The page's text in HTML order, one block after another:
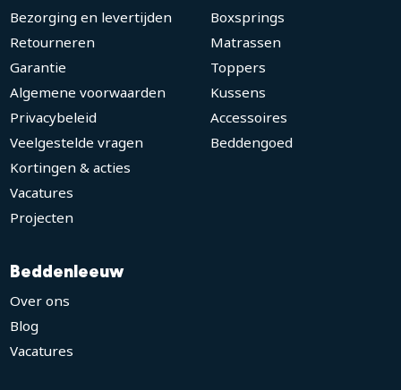
Bezorging en levertijden
Retourneren
Garantie
Algemene voorwaarden
Privacybeleid
Veelgestelde vragen
Kortingen & acties
Vacatures
Projecten
Boxsprings
Matrassen
Toppers
Kussens
Accessoires
Beddengoed
Beddenleeuw
Over ons
Blog
Vacatures